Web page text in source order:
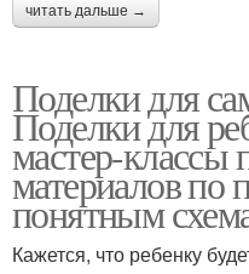
читать дальше →
Поделки для
Поделки для
мастер-классы
материалов по
понятным
Кажется, что ребенку